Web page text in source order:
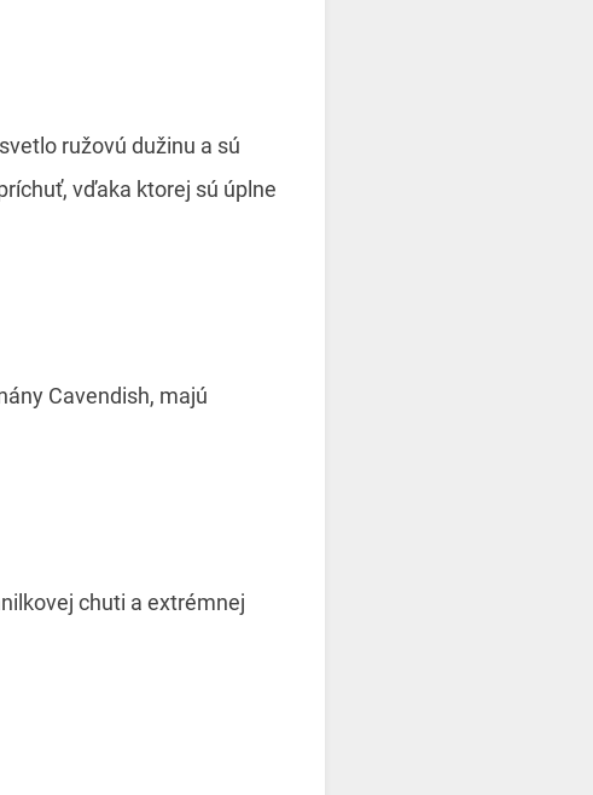
ružovú dužinu a sú
vďaka ktorej sú úplne
Cavendish, majú
chuti a extrémnej